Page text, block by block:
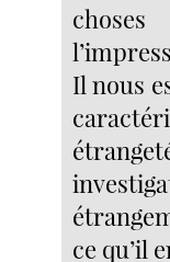
Il nous
ce qu’il